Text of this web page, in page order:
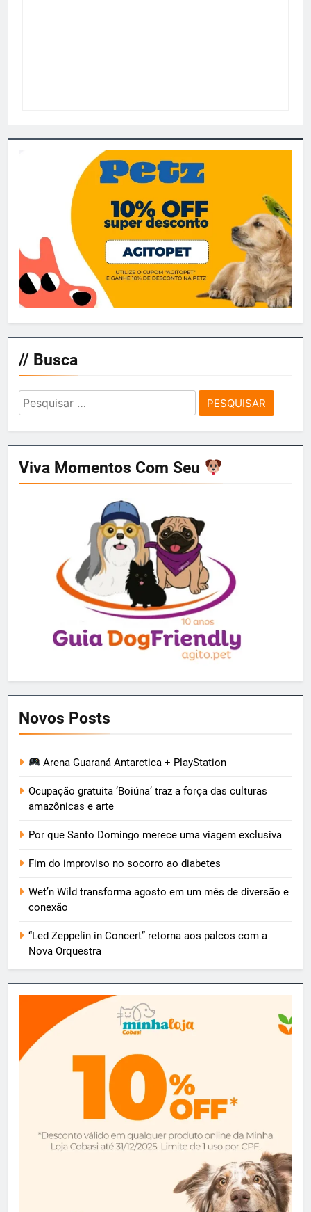
// Busca
Pesquisar
por:
Viva Momentos Com Seu
Novos Posts
Arena Guaraná Antarctica + PlayStation
Ocupação gratuita ‘Boiúna’ traz a força das culturas
amazônicas e arte
Por que Santo Domingo merece uma viagem exclusiva
Fim do improviso no socorro ao diabetes
Wet’n Wild transforma agosto em um mês de diversão e
conexão
“Led Zeppelin in Concert” retorna aos palcos com a
Nova Orquestra